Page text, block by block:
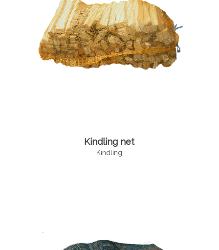
Kindling net
Kindling